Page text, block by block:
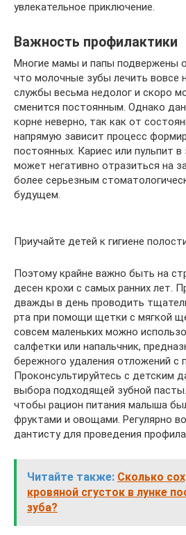
увлекательное приключение.
Важность профилактики
Многие мамы и папы подвержены
что молочные зубы лечить вовсе
службы весьма недолог и скоро
сменится постоянным. Однако
корне неверно, так как от
напрямую зависит процесс
постоянных. Кариес или пульпит
может негативно отразиться на
более серьезным
будущем.
Приучайте детей к гигиене
Поэтому крайне важно быть на
десен крохи с самых ранних лет.
дважды в день проводить
рта при помощи щетки с мягкой
совсем маленьких можно
салфетки или напальчник,
бережного удаления отложений с
Проконсультируйтесь с детским
выбора подходящей зубной
чтобы рацион питания малыша
фруктами и овощами. Регулярно
дантисту для проведения
Читайте также: Сколько
кровяной сгусток в лунке
зуба?